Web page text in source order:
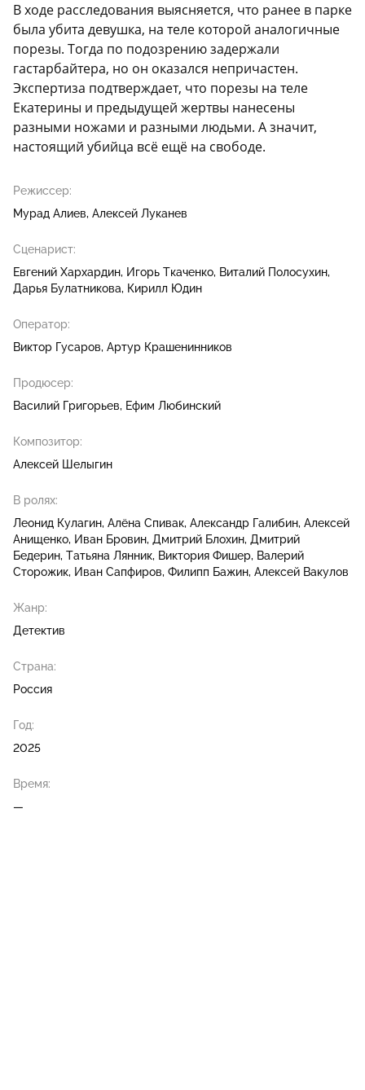
В ходе расследования выясняется, что ранее в парке
была убита девушка, на теле которой аналогичные
порезы. Тогда по подозрению задержали
гастарбайтера, но он оказался непричастен.
Экспертиза подтверждает, что порезы на теле
Екатерины и предыдущей жертвы нанесены
разными ножами и разными людьми. А значит,
настоящий убийца всё ещё на свободе.
Режиссер:
Мурад Алиев Алексей Луканев
Сценарист:
Евгений Хархардин Игорь Ткаченко Виталий Полосухин
Дарья Булатникова Кирилл Юдин
Оператор:
Виктор Гусаров Артур Крашенинников
Продюсер:
Василий Григорьев
Ефим Любинский
Композитор:
Алексей Шелыгин
В ролях:
Леонид Кулагин Алёна Спивак Александр Галибин Алексей
Анищенко Иван Бровин Дмитрий Блохин Дмитрий
Бедерин Татьяна Лянник Виктория Фишер Валерий
Сторожик Иван Сапфиров Филипп Бажин Алексей Вакулов
Жанр:
Детектив
Страна:
Россия
Год:
2025
Время:
—